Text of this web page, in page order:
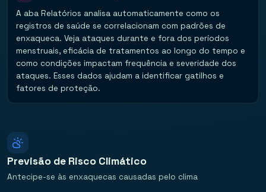
A aba Relatórios analisa automaticamente como os
registros de saúde se correlacionam com padrões de
enxaqueca. Veja ataques durante e fora dos períodos
menstruais, eficácia de tratamentos ao longo do tempo e
como condições impactam frequência e severidade dos
ataques. Esses dados ajudam a identificar gatilhos e
fatores de proteção.
Previsão de Risco Climático
Antecipe-se às enxaquecas causadas pelo clima